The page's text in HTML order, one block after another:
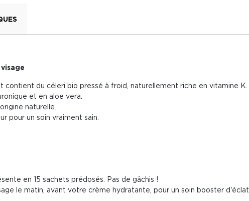
contient du céleri bio pressé à froid, naturellement riche en vitamine K.
et en aloe vera
naturelle.
pour un soin vraiment sain.
en 15 sachets prédosés . Pas de gâchis !
le matin, avant votre crème hydratante, pour un soin booster d'éclat.